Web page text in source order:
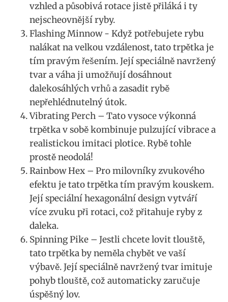
vzhled⁢ a působivá rotace jistě přiláká i ty
nejscheovnější ‍ryby.
Flashing Minnow -‍ Když potřebujete rybu
nalákat na⁤ velkou vzdálenost, tato‍ trpětka ‌je
tím pravým řešením. Její ⁢speciálně navržený
tvar ⁣a váha ji umožňují dosáhnout
dalekosáhlých vrhů ​a zasadit rybě
nepřehlédnutelný útok.
Vibrating Perch – Tato vysoce výkonná
trpětka v sobě ​kombinuje​ pulzující vibrace a
realistickou ⁢imitaci plotice. Rybě tohle
prostě neodolá!
Rainbow Hex – Pro milovníky zvukového
efektu ⁤je tato trpětka tím pravým kouskem.​
Její speciální hexagonální design vytváří
více zvuku při⁤ rotaci,⁢ což přitahuje ‌ryby z
daleka.
Spinning Pike – Jestli​ chcete lovit⁤ tlouště,
tato trpětka ‍by neměla ⁣chybět ve ‌vaší
výbavě. Její speciálně⁤ navržený tvar imituje
pohyb tlouště, což ​automaticky zaručuje⁤
úspěšný lov.